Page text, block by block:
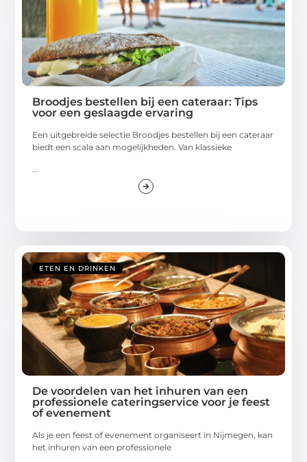
Broodjes bestellen bij een cateraar: Tips
voor een geslaagde ervaring
Een uitgebreide selectie Broodjes bestellen bij een cateraar
biedt een scala aan mogelijkheden. Van klassieke
...
ETEN EN DRINKEN
De voordelen van het inhuren van een
professionele cateringservice voor je feest
of evenement
Als je een feest of evenement organiseert in Nijmegen, kan
het inhuren van een professionele